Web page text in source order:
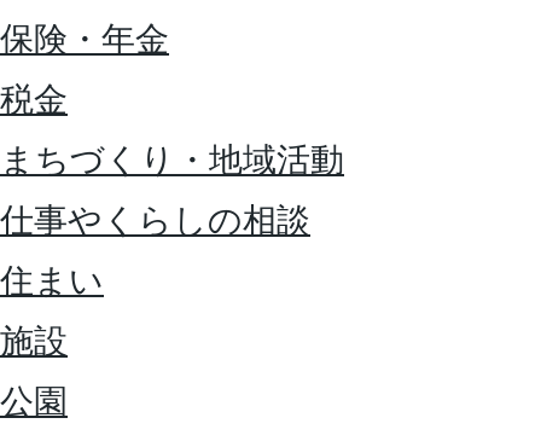
保険・年金
税金
まちづくり・地域活動
仕事やくらしの相談
住まい
施設
公園